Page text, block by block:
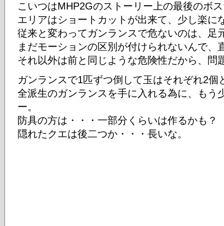
こいつはMHP2Gのストーリー上の最後のボ
エリアはショートカットが出来て、少し楽に
従来と変わってガンランスで危ないのは、足
まだモーションの区別が付けられないんで、
それ以外は前と同じような危険性だから、問
ガンランスで1匹ずつ倒して玉はそれぞれ2個
全派生のガンランスを手に入れる為に、もう
ー。
防具の方は・・・一部分くらいは作るかも？
隠れたクエは後二つか・・・長いな。